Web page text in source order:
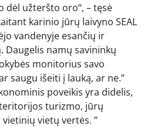
dėl užteršto oro“, – tęsė
karinio jūrų laivyno SEAL
vandenyje esančių ir
namų savininkų
monitorius savo
saugu išeiti į lauką, ar ne.”
poveikis yra didelis,
turizmo, jūrų
vietų vertės. ”